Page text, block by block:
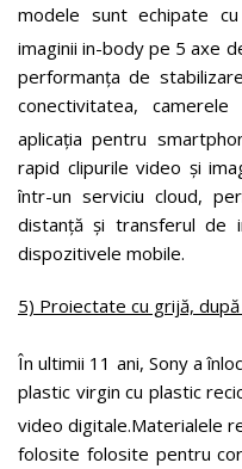
modele sunt echipate
imaginii in-body pe 5 axe
performanța de
conectivitatea,
aplicația pentru
rapid clipurile video și
într-un serviciu cloud,
distanță și transferul de
dispozitivele mobile.
5) Proiectate cu grijă,
În ultimii 11 ani, Sony a
plastic virgin cu plastic
video digitale.Materialele
folosite folosite pentru